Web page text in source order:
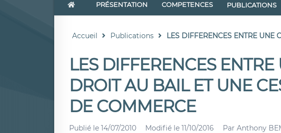
PRÉSENTATION COMPETENCES PUBLICATIONS
Accueil Publications LES DIFFERENCES ENTRE UNE
LES DIFFERENCES
DROIT AU BAIL ET UNE
DE COMMERCE
Publié le 14/07/2010 Modifié le 11/10/2016 Par Anthony